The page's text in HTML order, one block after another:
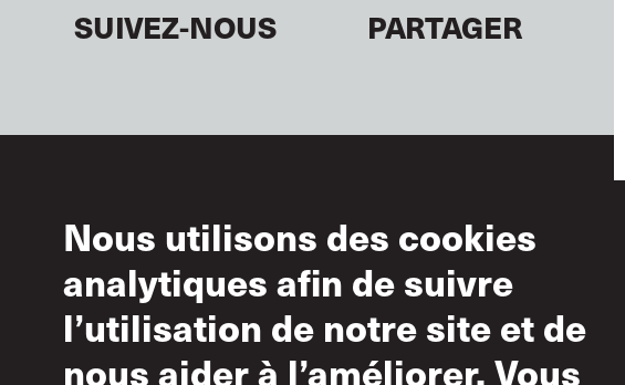
SUIVEZ-NOUS PARTAGER
Conditions
d’utilisation
Utilisation acceptable
Nous utilisons des cookies
analytiques afin de suivre
l’utilisation de notre site et de
nous aider à l’améliorer. Vous